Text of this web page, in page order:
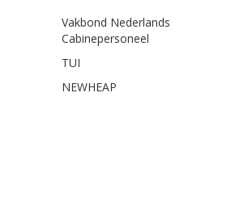
Vakbond Nederlands
Cabinepersoneel
TUI
NEWHEAP